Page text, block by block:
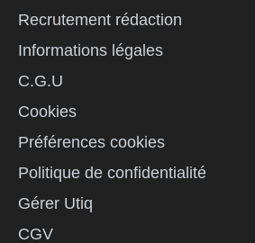
Recrutement rédaction
Informations légales
C.G.U
Cookies
Préférences cookies
Politique de confidentialité
Gérer Utiq
CGV